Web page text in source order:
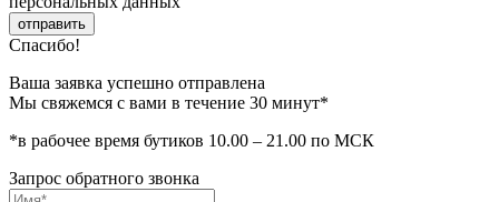
отправить
Спасибо!
Ваша заявка успешно отправлена
Мы свяжемся с вами в течение 30 минут*
*в рабочее время бутиков 10.00 – 21.00 по МСК
Запрос обратного звонка